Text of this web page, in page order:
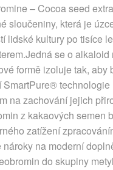
– Cocoa seed
sloučeniny, která je
lidské kultury po tisíce
se o
formě izoluje tak,
SmartPure®
na zachování jejich
z kakaových semen
zatížení
nároky na moderní
do skupiny